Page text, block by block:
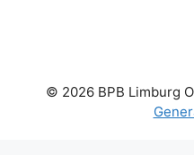
© 2026 BPB Limburg